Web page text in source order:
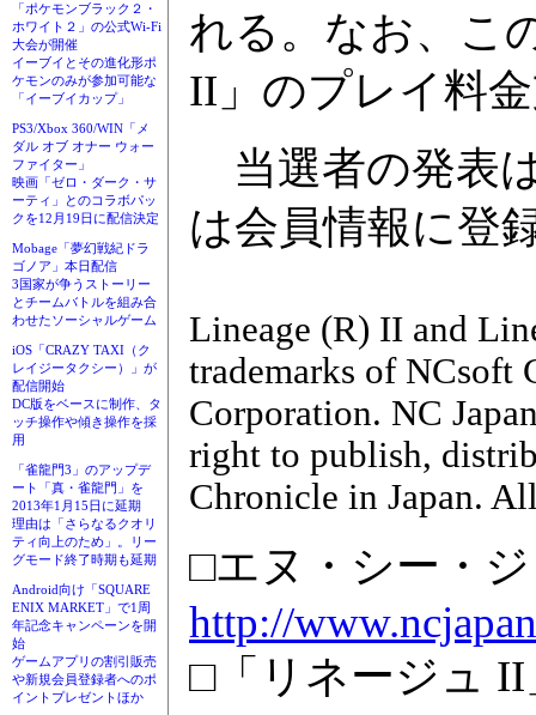
「ポケモンブラック２・
ホワイト２」の公式Wi-Fi
大会が開催
イーブイとその進化形ポ
ケモンのみが参加可能な
「イーブイカップ」
PS3/Xbox 360/WIN「メ
ダル オブ オナー ウォー
ファイター」
映画「ゼロ・ダーク・サ
ーティ」とのコラボパッ
クを12月19日に配信決定
Mobage「夢幻戦紀ドラ
ゴノア」本日配信
3国家が争うストーリー
とチームバトルを組み合
わせたソーシャルゲーム
iOS「CRAZY TAXI（ク
レイジータクシー）」が
配信開始
DC版をベースに制作、タ
ッチ操作や傾き操作を採
用
「雀龍門3」のアップデ
ート「真・雀龍門」を
2013年1月15日に延期
理由は「さらなるクオリ
ティ向上のため」。リー
グモード終了時期も延期
Android向け「SQUARE
ENIX MARKET」で1周
年記念キャンペーンを開
始
ゲームアプリの割引販売
や新規会員登録者へのポ
イントプレゼントほか
れる。なお、こ
II」のプレイ料
当選者の発表
は会員情報に登
Lineage (R) II and
trademarks of NCsoft
Corporation. NC
right to publish,
Chronicle in Japan.
□エヌ・シー・
http://
□「リネージュ